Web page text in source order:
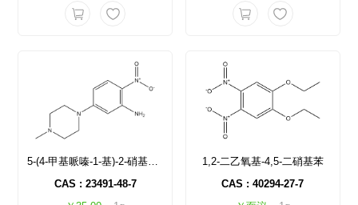
5-(4-甲基哌嗪-1-基)-2-硝基苯胺
CAS : 23491-48-7
1,2-二乙氧基-4,5-二硝基苯
CAS : 40294-27-7